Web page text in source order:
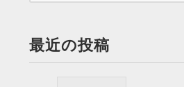
最近の投稿